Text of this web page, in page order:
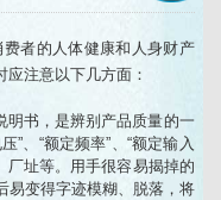
者的人体健康和人身财产
注意以下几方面：
明书，是辨别产品质量的一
”、“额定频率”、“额定输入
厂址等。用手很容易揭掉的
易变得字迹模糊、脱落，将